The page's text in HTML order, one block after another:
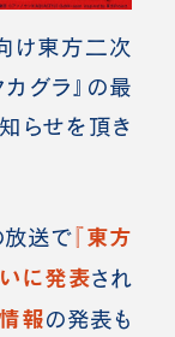
け東方二次
グラ』の最
らせを頂き
放送で『東方
いに発表され
報の発表も